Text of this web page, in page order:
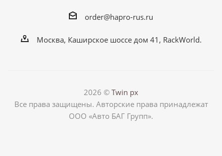
order@hapro-rus.ru
Москва, Каширское шоссе дом 41, RackWorld.
2026 © Twin px
Все права защищены. Авторские права принадлежат
ООО «Авто БАГ Групп».